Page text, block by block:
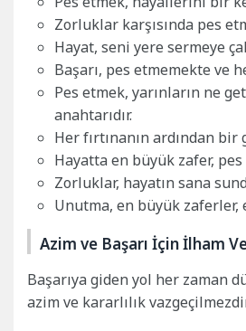
Zorluklar karşısında pes
Hayat, seni yere sermeye
Başarı, pes etmemekte ve
Pes etmek, yarınların ne
anahtarıdır.
Her fırtınanın ardından
Hayatta en büyük zafer,
Zorluklar, hayatın sana
Unutma, en büyük zaferler,
Azim ve Başarı İçin İlham
Başarıya giden yol her zaman
azim ve kararlılık